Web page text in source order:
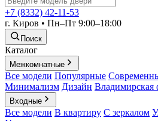
+7 (8332) 42-11-53
г. Киров • Пн–Пт 9:00–18:00
Поиск
Каталог
Межкомнатные
Все модели Популярные
Минимализм Дизайн Владимирская
Входные
Все модели В квартиру С зеркалом